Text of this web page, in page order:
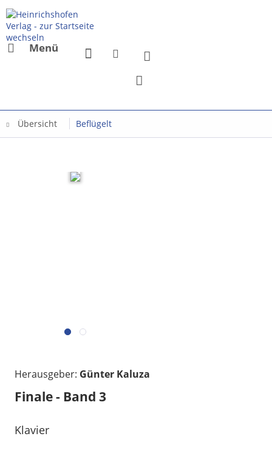
Menü
Übersicht Beflügelt
Herausgeber: Günter Kaluza
Finale - Band 3
Klavier